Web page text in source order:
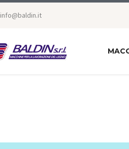
info@baldin.it